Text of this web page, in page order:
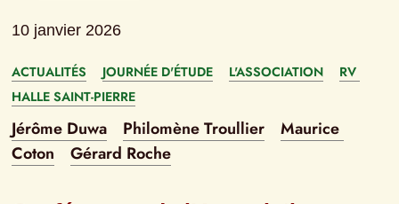
10 janvier 2026
ACTUALITÉS JOURNÉE D'ÉTUDE L'ASSOCIATION
RV
HALLE SAINT-PIERRE
Jérôme Duwa Philomène Troullier
Maurice
Coton
Gérard Roche